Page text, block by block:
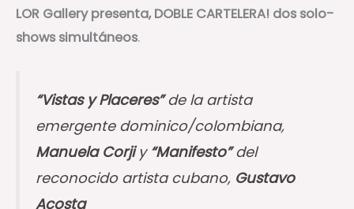
LOR Gallery presenta, DOBLE CARTELERA! dos solo-
shows simultáneos.
“Vistas y Placeres”de la artista
emergente dominico/colombiana,
Manuela Corjiy “Manifesto”del
reconocido artista cubano, Gustavo
Acosta